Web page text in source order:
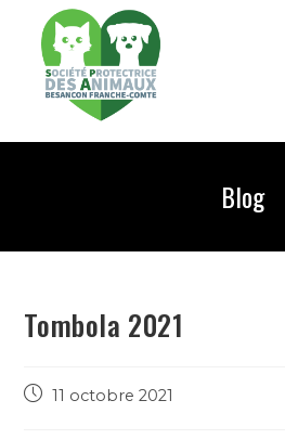
Blog
Tombola 2021
11 octobre 2021